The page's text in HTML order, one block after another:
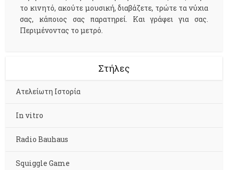
το κινητό, ακούτε μουσική, διαβάζετε, τρώτε τα νύχια
σας, κάποιος σας παρατηρεί. Και γράφει για σας.
Περιμένοντας το μετρό.
Στήλες
Aτελείωτη Ιστορία
In vitro
Radio Bauhaus
Squiggle Game